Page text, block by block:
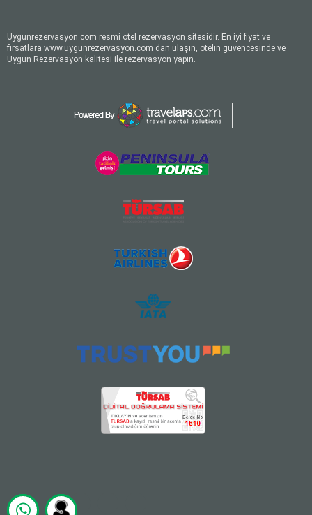
Uygunrezervasyon.com resmi otel rezervasyon sitesidir. En iyi fiyat ve
fırsatlara www.uygunrezervasyon.com dan ulaşın, otelin güvencesinde ve
Uygun Rezervasyon kalitesi ile rezervasyon yapın.